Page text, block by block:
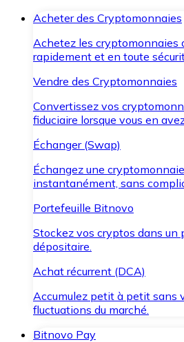
Acheter des Cryptomonnaies
Achetez les cryptomonnaies
rapidement et en toute
Vendre des Cryptomonnaies
Convertissez vos
fiduciaire lorsque vous en
Échanger (Swap)
Échangez une
instantanément, sans
Portefeuille Bitnovo
Stockez vos cryptos dans un
dépositaire.
Achat récurrent (DCA)
Accumulez petit à petit sans
fluctuations du marché.
Bitnovo Pay